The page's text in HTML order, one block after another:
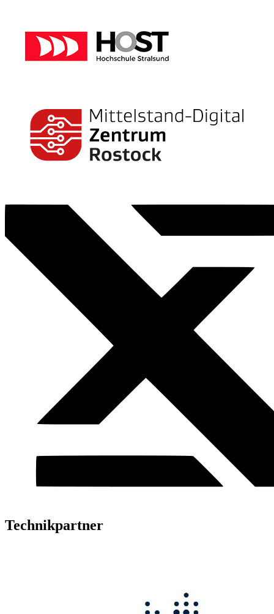
Technikpartner